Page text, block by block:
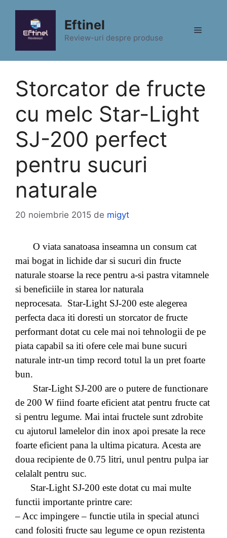
conținut
Eftinel
Review-uri despre produse
Meniu
Storcator de fructe
cu melc Star-Light
SJ-200 perfect
pentru sucuri
naturale
20 noiembrie 2015 de migyt
O viata sanatoasa inseamna un consum cat
mai bogat in lichide dar si sucuri din fructe
naturale stoarse la rece pentru a-si pastra vitamnele
si beneficiile in starea lor naturala
neprocesata. Star-Light SJ-200 este alegerea
perfecta daca iti doresti un storcator de fructe
performant dotat cu cele mai noi tehnologii de pe
piata capabil sa iti ofere cele mai bune sucuri
naturale intr-un timp record totul la un pret foarte
bun.
Star-Light SJ-200 are o putere de functionare
de 200 W fiind foarte eficient atat pentru fructe cat
si pentru legume. Mai intai fructele sunt zdrobite
cu ajutorul lamelelor din inox apoi presate la rece
foarte eficient pana la ultima picatura. Acesta are
doua recipiente de 0.75 litri, unul pentru pulpa iar
celalalt pentru suc.
Star-Light SJ-200 este dotat cu mai multe
functii importante printre care:
– Acc impingere – functie utila in special atunci
cand folositi fructe sau legume ce opun rezistenta